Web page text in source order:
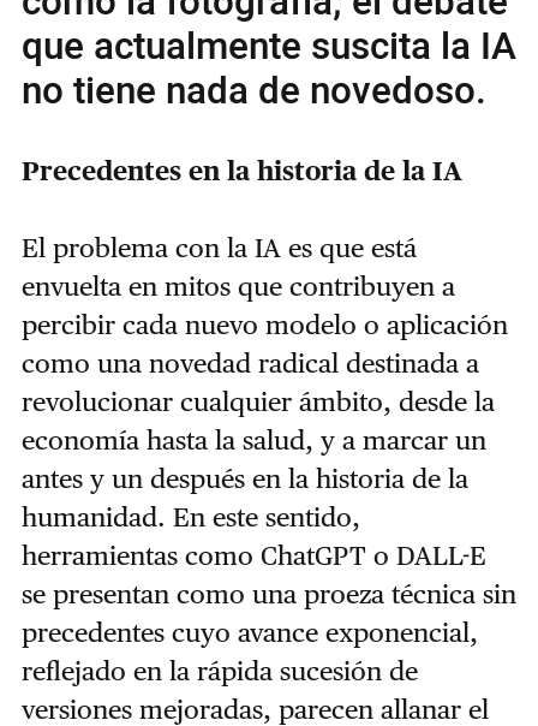
que actualmente suscita la IA
no tiene nada de novedoso.
Precedentes en la historia de la IA
El problema con la IA es que está
envuelta en mitos que contribuyen a
percibir cada nuevo modelo o aplicación
como una novedad radical destinada a
revolucionar cualquier ámbito, desde la
economía hasta la salud, y a marcar un
antes y un después en la historia de la
humanidad. En este sentido,
herramientas como ChatGPT o DALL-E
se presentan como una proeza técnica sin
precedentes cuyo avance exponencial,
reflejado en la rápida sucesión de
versiones mejoradas, parecen allanar el